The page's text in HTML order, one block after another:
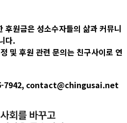
후원금은 성소수자들의 삶과 커뮤니
다.
및 후원 관련 문의는 친구사이로 연
7942, contact@chingusai.net